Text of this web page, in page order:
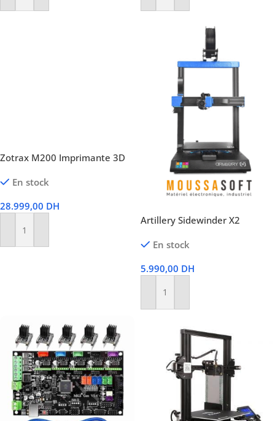
Zotrax M200 Imprimante 3D
En stock
28.999,00 DH
Ajouter Au Panier
Artillery Sidewinder X2
En stock
5.990,00 DH
Ajouter Au Panier